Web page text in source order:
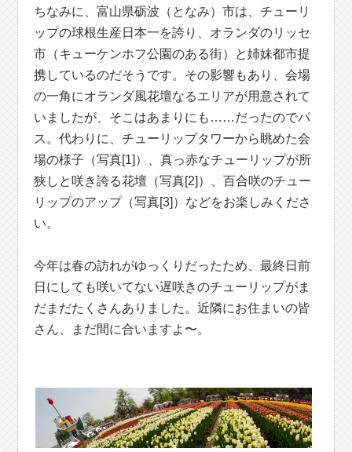
ちなみに、富山県砺波（となみ）市は、チューリ
ップの球根生産日本一を誇り、オランダのリッセ
市（キューケンホフ公園のある街）と姉妹都市提
携しているのだそうです。その影響もあり、会場
の一角にオランダ風花壇なるエリアが用意されて
いましたが、そこはあまりにも……だったのでパ
ス。代わりに、チューリップタワーから眺めた会
場の様子（写真[1]）、真っ赤なチューリップが所
狭しと咲き誇る花壇（写真[2]）、百合咲のチュー
リップのアップ（写真[3]）などをお楽しみくださ
い。
今年は春の訪れがゆっくりだったため、最終日前
日にしても咲いてない遅咲きのチューリップがま
だまだたくさんありました。近隣にお住まいの皆
さん、まだ間に合いますよ〜。